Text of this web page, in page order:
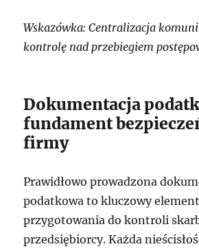
Wskazówka: Centralizacja
kontrolę nad przebiegiem
Dokumentacja
fundament
firmy
Prawidłowo prowadzona
podatkowa to kluczowy element
przygotowania do kontroli
przedsiębiorcy. Każda